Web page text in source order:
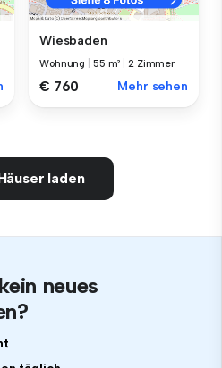
Wiesbaden
Wohnung 55 m² 2 Zimmer
€ 760 Mehr sehen
laden
neues